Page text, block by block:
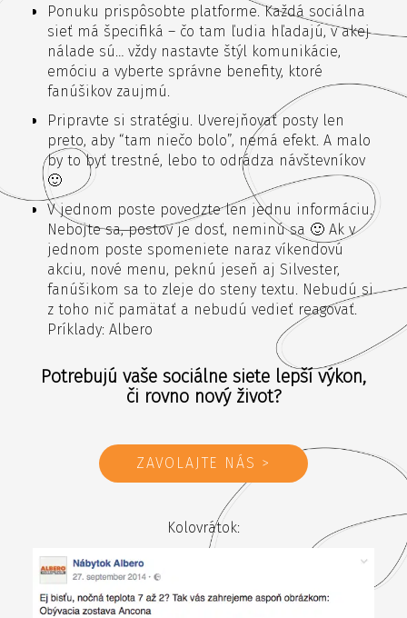
Ponuku prispôsobte platforme. Každá sociálna
sieť má špecifiká – čo tam ľudia hľadajú, v akej
nálade sú… vždy nastavte štýl komunikácie,
emóciu a vyberte správne benefity, ktoré
fanúšikov zaujmú.
Pripravte si stratégiu. Uverejňovať posty len
preto, aby “tam niečo bolo”, nemá efekt. A malo
by to byť trestné, lebo to odrádza návštevníkov
🙂
V jednom poste povedzte len jednu informáciu.
Nebojte sa, postov je dosť, neminú sa 🙂 Ak v
jednom poste spomeniete naraz víkendovú
akciu, nové menu, peknú jeseň aj Silvester,
fanúšikom sa to zleje do steny textu. Nebudú si
z toho nič pamätať a nebudú vedieť reagovať.
Príklady: Albero
Potrebujú vaše sociálne siete lepší výkon,
či rovno nový život?
ZAVOLAJTE NÁS >
Kolovrátok: